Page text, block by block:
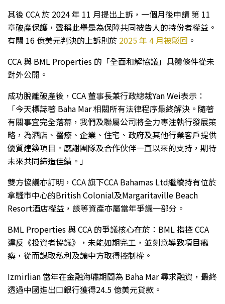
其後 CCA 於 2024 年 11 月提出上訴，一個月後申請 第 11
章破產保護，聲稱此舉是為保障共同被告人的持份者權益。
有關 16 億美元判決的上訴則於 2025 年 4 月被駁回 。
CCA 與 BML Properties 的「全面和解協議」具體條件從未
對外公開。
成功脫離破產後，CCA 董事長兼行政總裁Yan Wei表示：
「今天標誌著 Baha Mar 相關所有法律程序最終解決。隨著
有關事宜完全落幕，我們及聯屬公司將全力專注執行發展策
略，為酒店、醫療、企業、住宅、政府及其他行業客戶提供
優質建築項目。感謝團隊及合作伙伴一直以來的支持，期待
未來共同締造佳績。」
雙方協議亦訂明，CCA 旗下CCA Bahamas Ltd繼續持有位於
拿騷市中心的British Colonial及Margaritaville Beach
Resort酒店權益，該等資產亦屬當年爭議一部分。
BML Properties 與 CCA 的爭議核心在於：BML 指控 CCA
違反《投資者協議》，未能如期完工，並刻意導致項目癱
瘓，從而謀取私利及讓中方取得控制權。
Izmirlian 當年在金融海嘯期間為 Baha Mar 尋求融資，最終
透過中國進出口銀行獲得24.5 億美元貸款。